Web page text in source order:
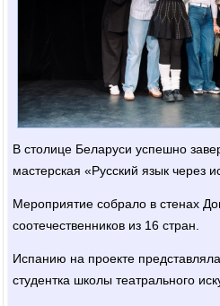
В столице Беларуси успешно
мастерская «Русский язык через
Мероприятие собрало в стенах
соотечественников из 16 стран.
Испанию на проекте
студентка школы театрального